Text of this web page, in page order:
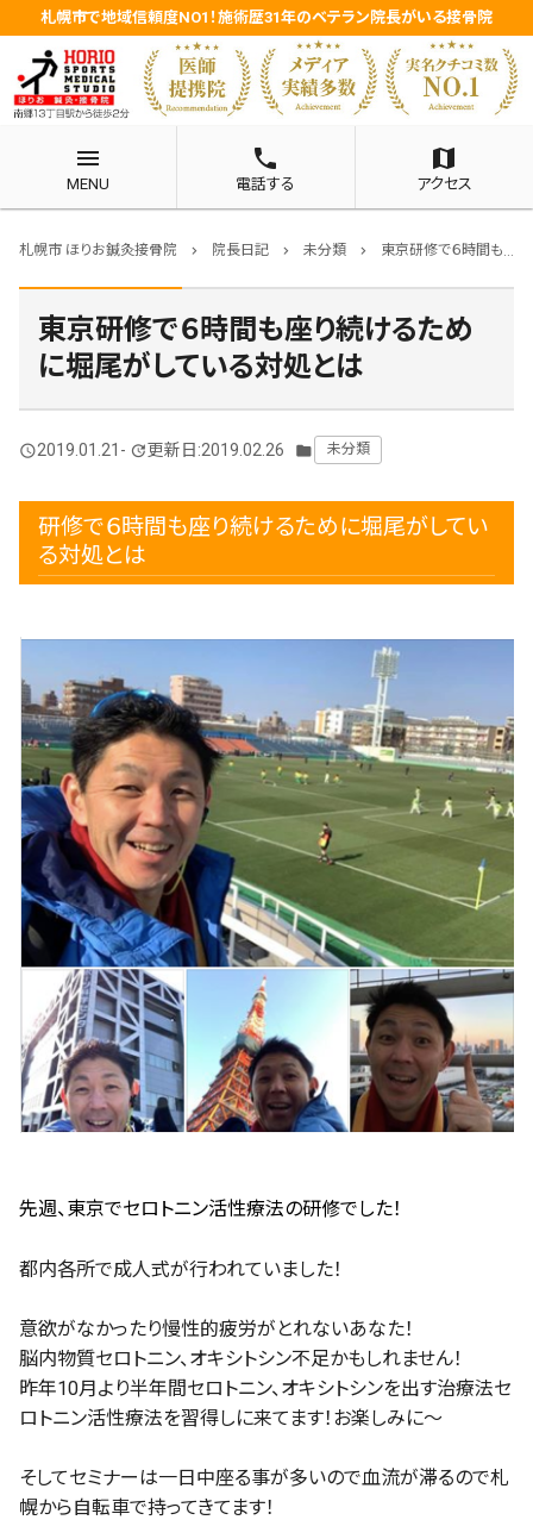
札幌市で地域信頼度NO1！施術歴31年のベテラン院長がいる接骨院
menu
MENU
phone
電話する
map
アクセス
札幌市 ほりお鍼灸接骨院 chevron_right 院長日記 chevron_right 未分類 chevron_right 東京研修で６時間も座り続けるために堀尾がしている対処とは
東京研修で６時間も座り続けるため
に堀尾がしている対処とは
query_builder2019.01.21 - update更新日:2019.02.26 folder 未分類
研修で６時間も座り続けるために堀尾がしてい
る対処とは
先週、東京でセロトニン活性療法の研修でした！
都内各所で成人式が行われていました！
意欲がなかったり慢性的疲労がとれないあなた！
脳内物質セロトニン、オキシトシン不足かもしれません！
昨年10月より半年間セロトニン、オキシトシンを出す治療法セ
ロトニン活性療法を習得しに来てます！お楽しみに〜
そしてセミナーは一日中座る事が多いので血流が滞るので札
幌から自転車で持ってきてます！